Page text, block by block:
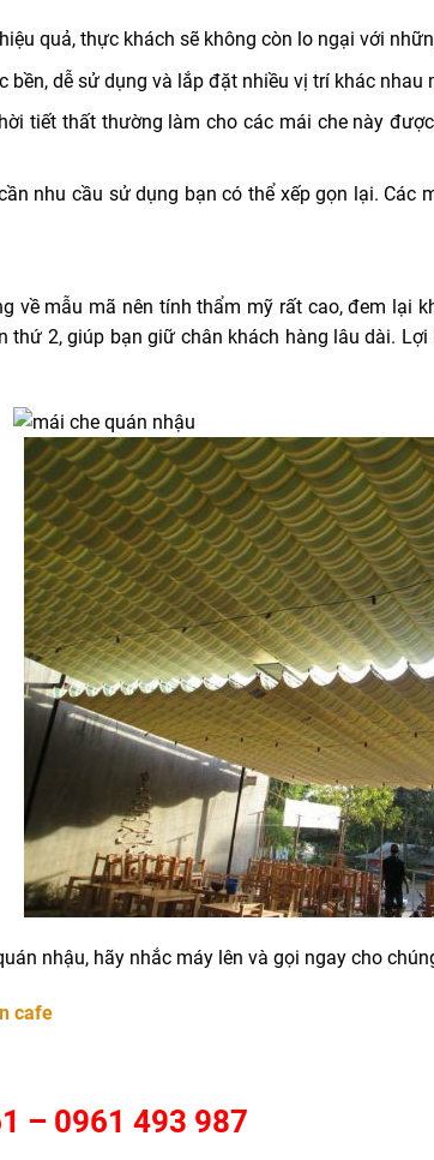
quả, thực khách sẽ không còn lo ngại với
bền, dễ sử dụng và lắp đặt nhiều vị trí khác
tiết thất thường làm cho các mái che này
nhu cầu sử dụng bạn có thể xếp gọn lại.
về mẫu mã nên tính thẩm mỹ rất cao, đem lại
thứ 2, giúp bạn giữ chân khách hàng lâu dài.
nhậu, hãy nhắc máy lên và gọi ngay cho
cafe
– 0961 493 987